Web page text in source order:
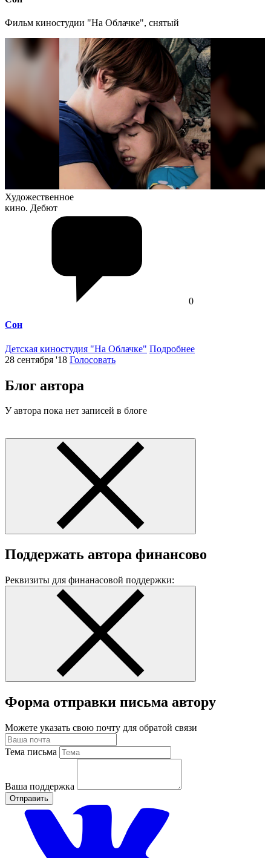
Фильм киностудии "На Облачке", снятый
Художественное
кино. Дебют
0
Сон
Детская киностудия "На Облачке" Подробнее
28 сентября '18 Голосовать
Блог автора
У автора пока нет записей в блоге
Поддержать автора финансово
Реквизиты для финанасовой поддержки:
Форма отправки письма автору
Можете указать свою почту для обратой связи
Тема письма
Ваша поддержка
Отправить